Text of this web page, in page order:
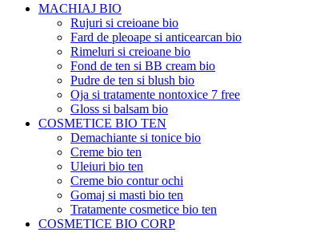
MACHIAJ BIO
Rujuri si creioane bio
Fard de pleoape si anticearcan bio
Rimeluri si creioane bio
Fond de ten si BB cream bio
Pudre de ten si blush bio
Oja si tratamente nontoxice 7 free
Gloss si balsam bio
COSMETICE BIO TEN
Demachiante si tonice bio
Creme bio ten
Uleiuri bio ten
Creme bio contur ochi
Gomaj si masti bio ten
Tratamente cosmetice bio ten
COSMETICE BIO CORP